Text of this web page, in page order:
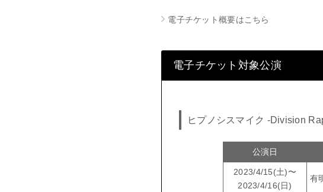
電子チケット概要はこちら
電子チケット対象公演
ヒプノシスマイク -Division
公演日
2023/4/15(土)〜
2023/4/16(日)
有